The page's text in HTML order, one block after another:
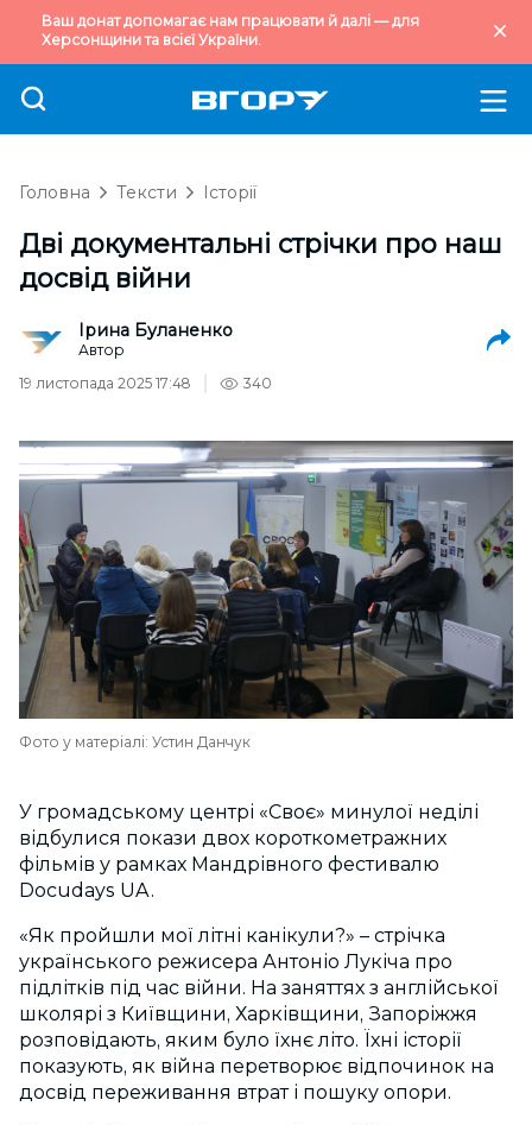
Ваш донат допомагає нам працювати й далі — для
Херсонщини та всієї України.
Головна Тексти Історії
Дві документальні стрічки про наш
досвід війни
Ірина Буланенко
Автор
19 листопада 2025 17:48
340
Фото у матеріалі: Устин Данчук
У громадському центрі «Своє» минулої неділі
відбулися покази двох короткометражних
фільмів у рамках Мандрівного фестивалю
Docudays UA.
«Як пройшли мої літні канікули?» – стрічка
українського режисера Антоніо Лукіча про
підлітків під час війни. На заняттях з англійської
школярі з Київщини, Харківщини, Запоріжжя
розповідають, яким було їхнє літо. Їхні історії
показують, як війна перетворює відпочинок на
досвід переживання втрат і пошуку опори.